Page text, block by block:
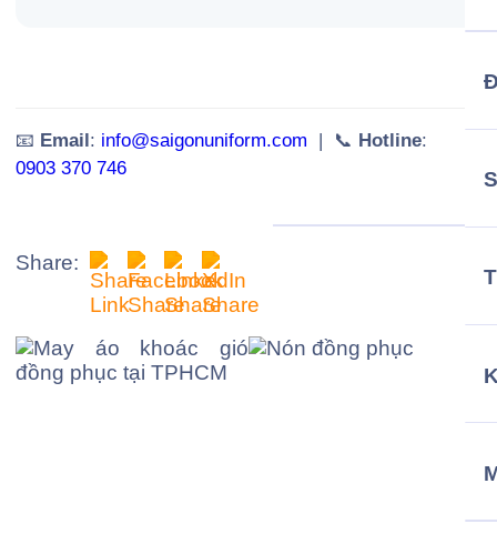
📧 Email: info@saigonuniform.com | 📞 Hotline:
0903 370 746
Share: